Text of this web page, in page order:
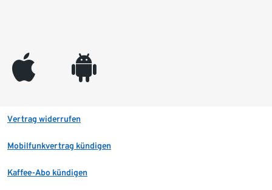
appleinc android
Vertrag widerrufen
Mobilfunkvertrag kündigen
Kaffee-Abo kündigen